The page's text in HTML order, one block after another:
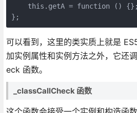
    this.getA = function () {};
};
可以看到，这里的类实质上就是
加实例属性和实例方法之外，它还
eck 函数。
_classCallCheck 函数